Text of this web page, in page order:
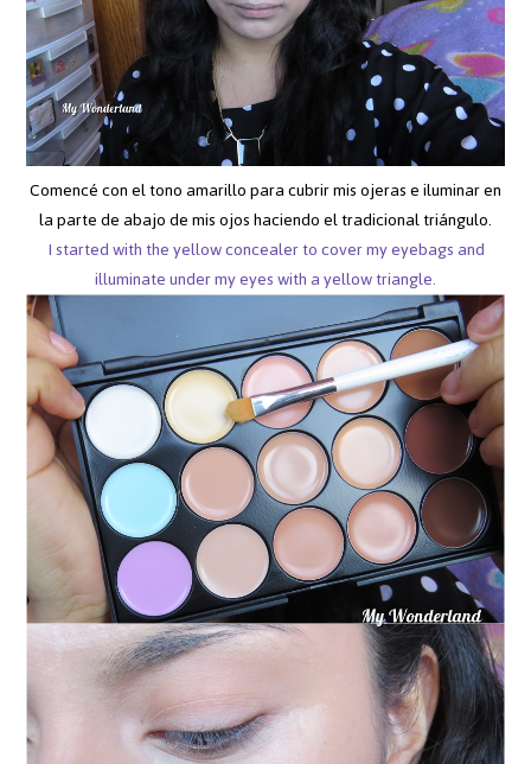
Comencé con el tono amarillo para cubrir mis ojeras e iluminar en
la parte de abajo de mis ojos haciendo el tradicional triángulo.
I started with the yellow concealer to cover my eyebags and
illuminate under my eyes with a yellow triangle.